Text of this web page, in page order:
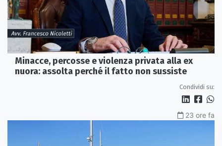
Minacce, percosse e violenza privata alla ex
nuora: assolta perché il fatto non sussiste
Condividi su:
23 ore fa